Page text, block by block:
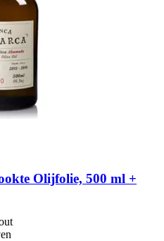
Olijfolie, 500 ml +